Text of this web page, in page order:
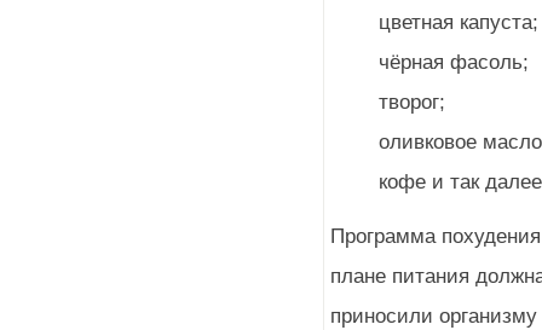
цветная капуста;
чёрная фасоль;
творог;
оливковое
кофе и так
Программа
плане питания
приносили